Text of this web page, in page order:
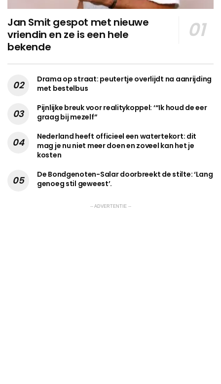
Jan Smit gespot met nieuwe
vriendin en ze is een hele
bekende
Drama op straat: peutertje overlijdt na aanrijding
met bestelbus
Pijnlijke breuk voor realitykoppel: ‘“Ik houd de eer
graag bij mezelf”
Nederland heeft officieel een watertekort: dit
mag je nu niet meer doen en zoveel kan het je
kosten
De Bondgenoten-Salar doorbreekt de stilte: ‘Lang
genoeg stil geweest’.
-- ADVERTENTIE --